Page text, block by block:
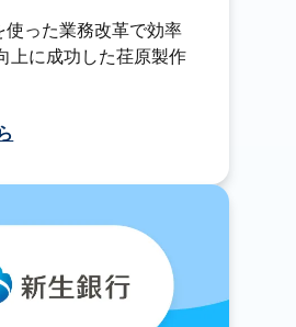
使った業務改革で効率
上に成功した荏原製作